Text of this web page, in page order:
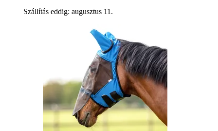
Szállítás eddig: augusztus 11.